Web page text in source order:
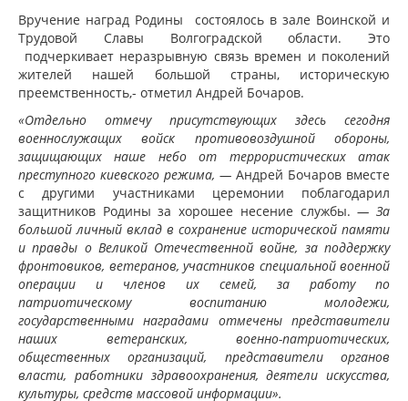
Вручение наград Родины состоялось в зале Воинской и
Трудовой Славы Волгоградской области. Это
подчеркивает неразрывную связь времен и поколений
жителей нашей большой страны, историческую
преемственность,- отметил Андрей Бочаров.
«Отдельно отмечу присутствующих здесь сегодня
военнослужащих войск противовоздушной обороны,
защищающих наше небо от террористических атак
преступного киевского режима, — Андрей Бочаров вместе
с другими участниками церемонии поблагодарил
защитников Родины за хорошее несение службы. — За
большой личный вклад в сохранение исторической памяти
и правды о Великой Отечественной войне, за поддержку
фронтовиков, ветеранов, участников специальной военной
операции и членов их семей, за работу по
патриотическому воспитанию молодежи,
государственными наградами отмечены представители
наших ветеранских, военно-патриотических,
общественных организаций, представители органов
власти, работники здравоохранения, деятели искусства,
культуры, средств массовой информации».